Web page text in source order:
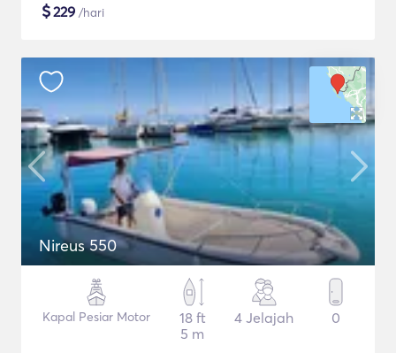
$229 /hari
Nireus 550
Kapal Pesiar Motor
18 ft
5 m
4 Jelajah 0